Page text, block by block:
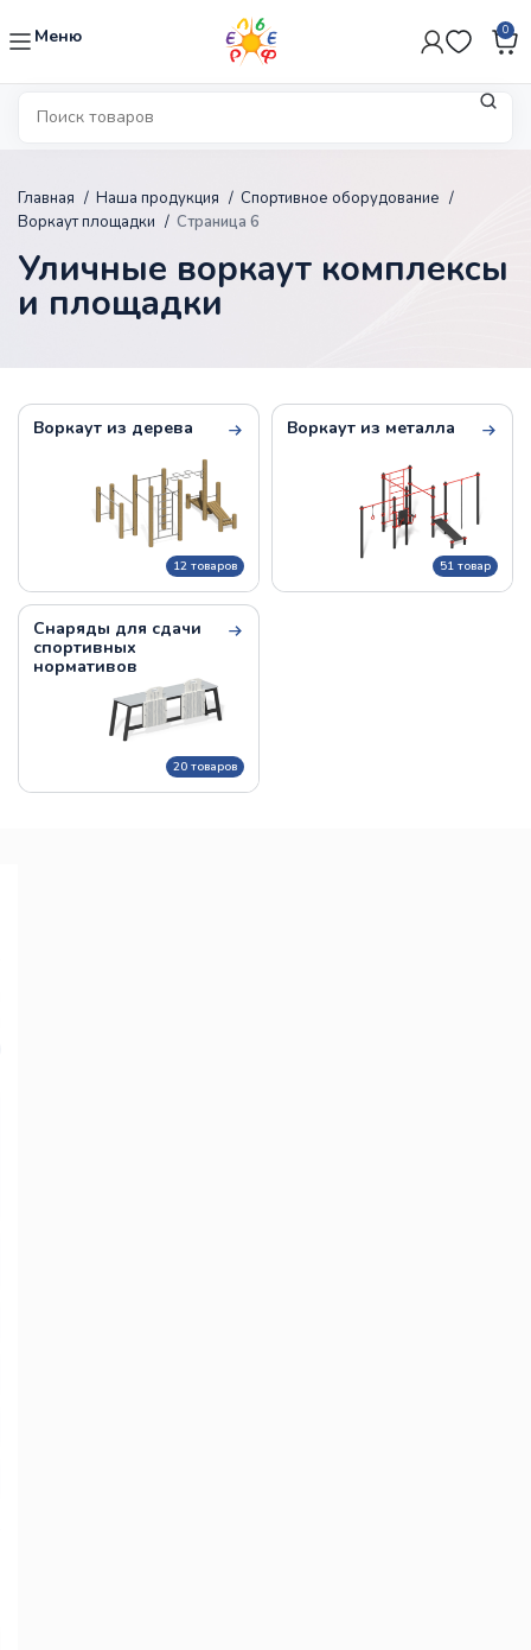
Меню 0
Главная Наша продукция
Спортивное оборудование
Воркаут площадки
Страница 6
Уличные воркаут комплексы
и площадки
Воркаут из дерева
12 товаров
Воркаут из металла
51 товар
Снаряды для сдачи
спортивных
нормативов
20 товаров